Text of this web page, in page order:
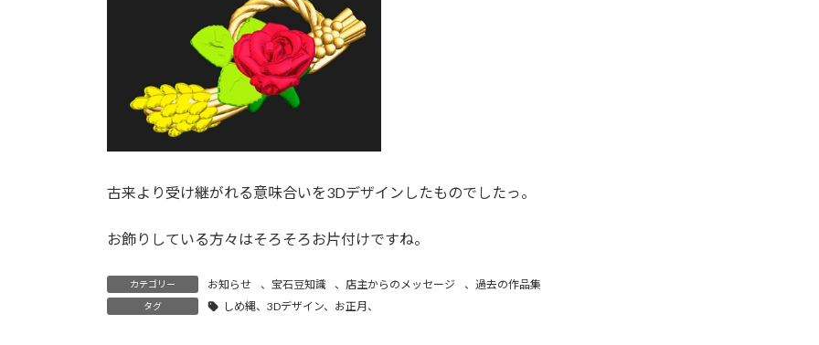
古来より受け継がれる意味合いを3Dデザインしたものでしたっ。
お飾りしている方々はそろそろお片付けですね。
カテゴリー お知らせ 、 宝石豆知識 、 店主からのメッセージ 、 過去の作品集
タグ しめ縄、3Dデザイン、お正月、